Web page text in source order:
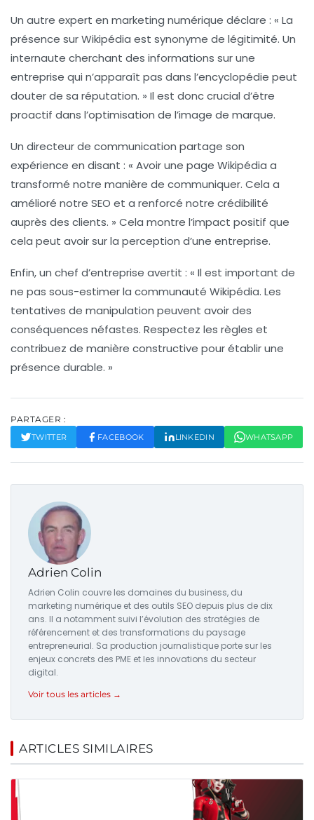
Un autre expert en marketing numérique déclare : « La
présence sur Wikipédia est synonyme de légitimité. Un
internaute cherchant des informations sur une
entreprise qui n’apparaît pas dans l’encyclopédie peut
douter de sa réputation. » Il est donc crucial d’être
proactif dans l’optimisation de l’image de marque.
Un directeur de communication partage son
expérience en disant : « Avoir une page Wikipédia a
transformé notre manière de communiquer. Cela a
amélioré notre SEO et a renforcé notre crédibilité
auprès des clients. » Cela montre l’impact positif que
cela peut avoir sur la perception d’une entreprise.
Enfin, un chef d’entreprise avertit : « Il est important de
ne pas sous-estimer la communauté Wikipédia. Les
tentatives de manipulation peuvent avoir des
conséquences néfastes. Respectez les règles et
contribuez de manière constructive pour établir une
présence durable. »
PARTAGER :
TWITTER FACEBOOK LINKEDIN WHATSAPP
Adrien Colin
Adrien Colin couvre les domaines du business, du
marketing numérique et des outils SEO depuis plus de dix
ans. Il a notamment suivi l’évolution des stratégies de
référencement et des transformations du paysage
entrepreneurial. Sa production journalistique porte sur les
enjeux concrets des PME et les innovations du secteur
digital.
Voir tous les articles →
ARTICLES SIMILAIRES